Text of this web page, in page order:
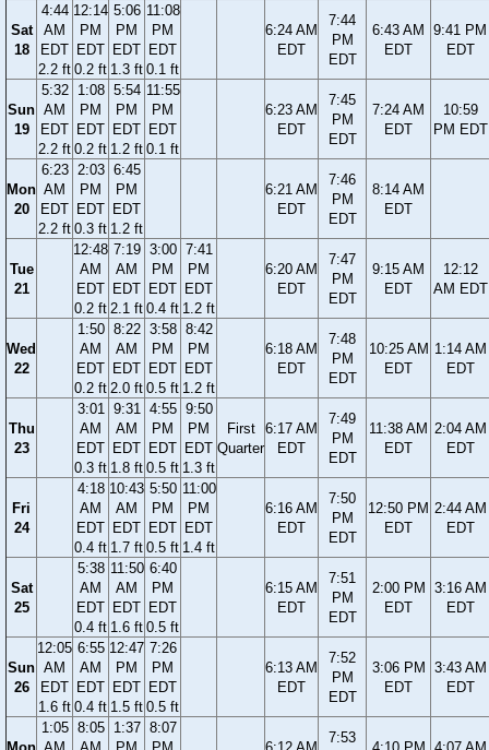
Sat
18
4:44
AM
EDT
2.2 ft
12:14
PM
EDT
0.2 ft
5:06
PM
EDT
1.3 ft
11:08
PM
EDT
0.1 ft
6:24 AM
EDT
7:44
PM
EDT
6:43 AM
EDT
9:41 PM
EDT
Sun
19
5:32
AM
EDT
2.2 ft
1:08
PM
EDT
0.2 ft
5:54
PM
EDT
1.2 ft
11:55
PM
EDT
0.1 ft
6:23 AM
EDT
7:45
PM
EDT
7:24 AM
EDT
10:59
PM EDT
Mon
20
6:23
AM
EDT
2.2 ft
2:03
PM
EDT
0.3 ft
6:45
PM
EDT
1.2 ft
6:21 AM
EDT
7:46
PM
EDT
8:14 AM
EDT
Tue
21
12:48
AM
EDT
0.2 ft
7:19
AM
EDT
2.1 ft
3:00
PM
EDT
0.4 ft
7:41
PM
EDT
1.2 ft
6:20 AM
EDT
7:47
PM
EDT
9:15 AM
EDT
12:12
AM EDT
Wed
22
1:50
AM
EDT
0.2 ft
8:22
AM
EDT
2.0 ft
3:58
PM
EDT
0.5 ft
8:42
PM
EDT
1.2 ft
6:18 AM
EDT
7:48
PM
EDT
10:25 AM
EDT
1:14 AM
EDT
Thu
23
3:01
AM
EDT
0.3 ft
9:31
AM
EDT
1.8 ft
4:55
PM
EDT
0.5 ft
9:50
PM
EDT
1.3 ft
First
Quarter
6:17 AM
EDT
7:49
PM
EDT
11:38 AM
EDT
2:04 AM
EDT
Fri
24
4:18
AM
EDT
0.4 ft
10:43
AM
EDT
1.7 ft
5:50
PM
EDT
0.5 ft
11:00
PM
EDT
1.4 ft
6:16 AM
EDT
7:50
PM
EDT
12:50 PM
EDT
2:44 AM
EDT
Sat
25
5:38
AM
EDT
0.4 ft
11:50
AM
EDT
1.6 ft
6:40
PM
EDT
0.5 ft
6:15 AM
EDT
7:51
PM
EDT
2:00 PM
EDT
3:16 AM
EDT
Sun
26
12:05
AM
EDT
1.6 ft
6:55
AM
EDT
0.4 ft
12:47
PM
EDT
1.5 ft
7:26
PM
EDT
0.5 ft
6:13 AM
EDT
7:52
PM
EDT
3:06 PM
EDT
3:43 AM
EDT
1:05 8:05
1:37 8:07
7:53